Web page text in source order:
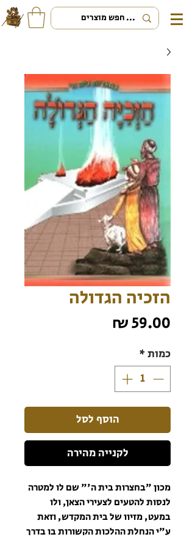
הזכיה הגדולה
כמות*
הוסף לסל
לקנייה מהירה
מכון "בחצרות בית ה'" שם לו למטרה
לנסות להטעים לצעירי הצאן, ולו
במעט, מזיוו של בית המקדש, וזאת
ע"י הנחלת ההלכות הקשורות בו בדרך